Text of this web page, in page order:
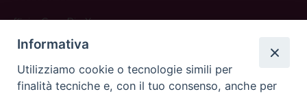
ufficio: Casa Pio X
via Bonporti, 20 – 35141 Padova
tel: +39 351 619 2354
e mail:ufficiovocazionipadova@gmail.com
Informativa
Utilizziamo cookie o tecnologie simili per
finalità tecniche e, con il tuo consenso, anche per